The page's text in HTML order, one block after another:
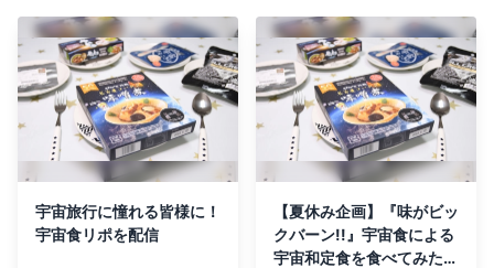
宇宙旅行に憧れる皆様に！
宇宙食リポを配信
【夏休み企画】『味がビッ
クバーン!!』宇宙食による
宇宙和定食を食べてみた！